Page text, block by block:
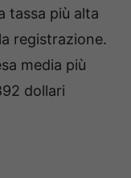
tassa più alta
registrazione.
media più
dollari